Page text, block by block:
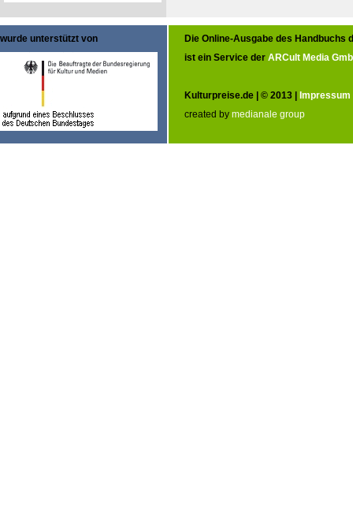
wurde unterstützt von
Die Online-Ausgabe des Handbuchs
ist ein Service der ARCult Media
Kulturpreise.de | © 2013 | Impressum
created by medianale group